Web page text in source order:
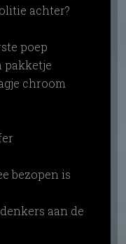
achter?
poep
pakketje
chroom
bezopen is
aan de